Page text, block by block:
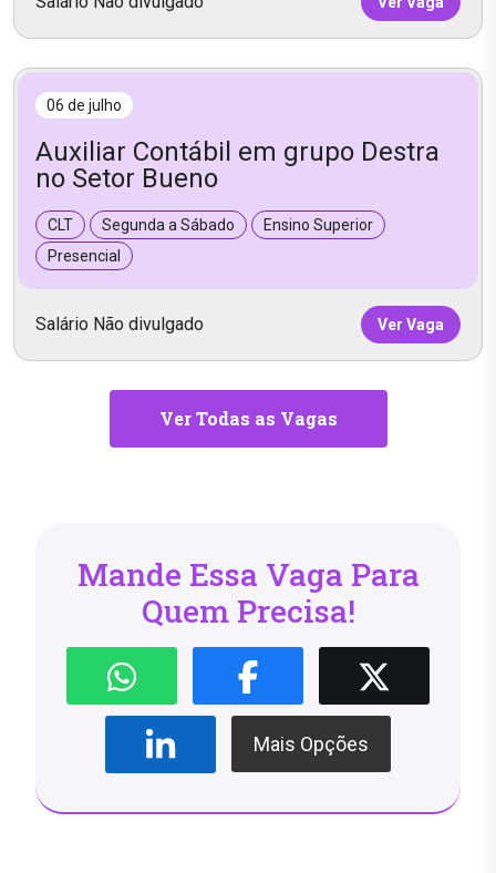
06 de julho
Auxiliar Contábil em grupo Destra
no Setor Bueno
CLT Segunda a Sábado
Ensino Superior
Presencial
Salário Não divulgado Ver Vaga
Ver Todas as Vagas
Mande Essa Vaga Para
Quem Precisa!
Mais Opções